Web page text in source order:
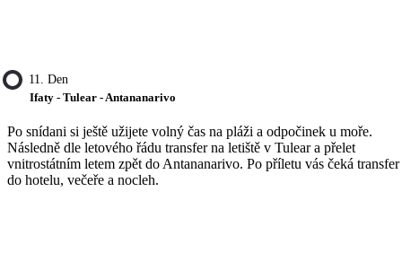
11. Den
Ifaty - Tulear - Antananarivo
Po snídani si ještě užijete volný čas na pláži a odpočinek u moře.
Následně dle letového řádu transfer na letiště v Tulear a přelet
vnitrostátním letem zpět do Antananarivo. Po příletu vás čeká transfer
do hotelu, večeře a nocleh.